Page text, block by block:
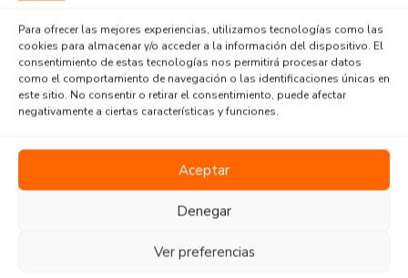
Para ofrecer las mejores experiencias, utilizamos tecnologías como las
cookies para almacenar y/o acceder a la información del dispositivo. El
consentimiento de estas tecnologías nos permitirá procesar datos
como el comportamiento de navegación o las identificaciones únicas en
este sitio. No consentir o retirar el consentimiento, puede afectar
negativamente a ciertas características y funciones.
Aceptar
Denegar
Ver preferencias
Agent Reviews
...